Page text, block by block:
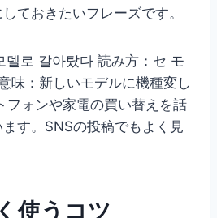
ておきたいフレーズです。
델로 갈아탔다 読み方：セ モ
味：新しいモデルに機種変し
フォンや家電の買い替えを話
す。SNSの投稿でもよく見
使うコツ